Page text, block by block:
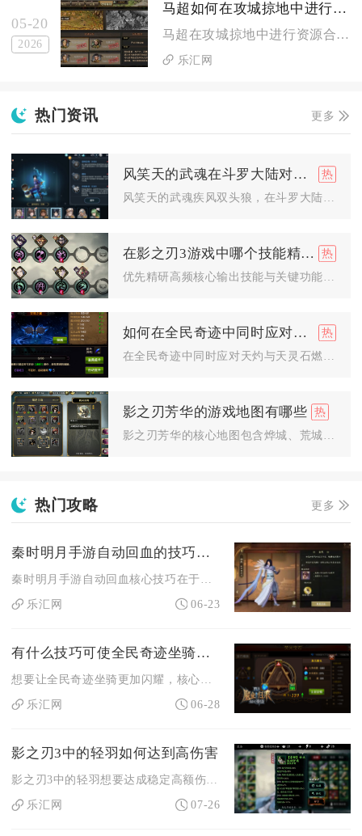
05-20
2026
马超如何在攻城掠地中进行资源合理分配
马超在攻城掠地中进行资源合理分配，核心是将粮食、木材、镔铁、...
乐汇网
热门资讯 更多
风笑天的武魂在斗罗大陆对决中起什么作用
在影之刃3游戏中哪个技能精研效果更好一些
如何在全民奇迹中同时应对天灼和天灵石燃烧
影之刃芳华的游戏地图有哪些
热门攻略 更多
秦时明月手游自动回血的技巧有哪些
乐汇网
06-23
有什么技巧可使全民奇迹坐骑更加闪耀
乐汇网
06-28
影之刃3中的轻羽如何达到高伤害
影之刃3中的轻羽想要达成稳定高额伤害，核心在于围绕剑气输出机...
乐汇网
07-26